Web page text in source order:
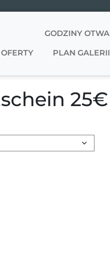
GODZINY
PLAN GALERII
25€